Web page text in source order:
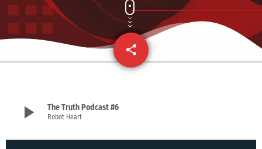
share
email
play_arrow The Truth Podcast #6
Robot Heart